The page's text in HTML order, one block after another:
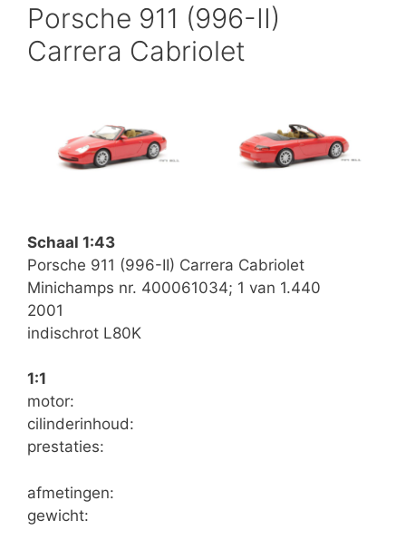
Porsche 911 (996-II)
Carrera Cabriolet
Schaal 1:43
Porsche 911 (996-II) Carrera Cabriolet
Minichamps nr. 400061034; 1 van 1.440
2001
indischrot L80K
1:1
motor:
cilinderinhoud:
prestaties:
afmetingen:
gewicht: